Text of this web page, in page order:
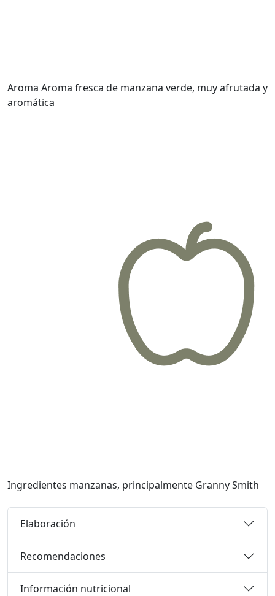
Aroma Aroma fresca de manzana verde, muy afrutada y
aromática
Ingredientes manzanas, principalmente Granny Smith
Elaboración
Recomendaciones
Información nutricional